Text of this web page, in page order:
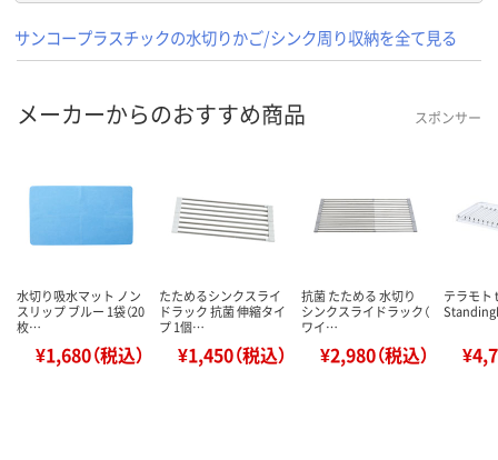
サンコープラスチックの水切りかご/シンク周り収納を全て見る
メーカーからのおすすめ商品 スポンサー
水切り吸水マット ノン
スリップ ブルー 1袋（20
枚…
¥1,680（税込）
たためるシンクスライ
ドラック 抗菌 伸縮タイ
プ 1個…
¥1,450（税込）
抗菌 たためる 水切り
シンクスライドラック（
ワイ…
¥2,980（税込）
テラモト